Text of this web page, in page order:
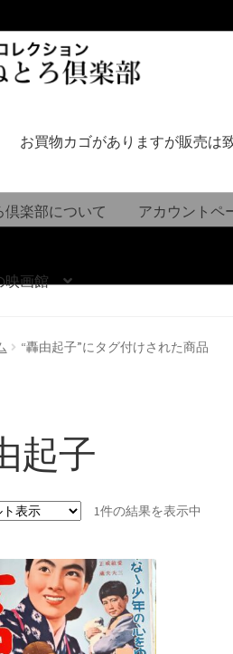
お買物カゴがありますが販売は
倶楽部について アカウントペ
映画館
“轟由起子”にタグ付けされた商品
起子
1件の結果を表示中